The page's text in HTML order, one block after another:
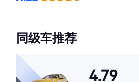
·空间表现一般，低于63%同级车
同级车推荐
4.79